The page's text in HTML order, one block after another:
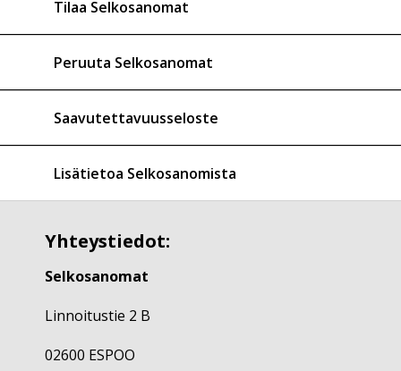
Tilaa Selkosanomat
Peruuta Selkosanomat
Saavutettavuusseloste
Lisätietoa Selkosanomista
Yhteystiedot:
Selkosanomat
Linnoitustie 2 B
02600 ESPOO